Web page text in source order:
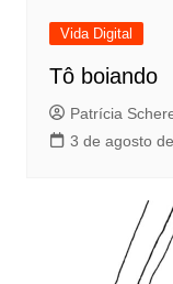
Vida Digital
Tô boiando
Patrícia
3 de agosto